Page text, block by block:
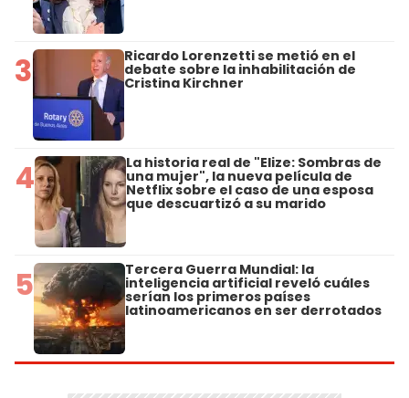
3 Ricardo Lorenzetti se metió en el
debate sobre la inhabilitación de
Cristina Kirchner
4 La historia real de "Elize: Sombras de
una mujer", la nueva película de
Netflix sobre el caso de una esposa
que descuartizó a su marido
5 Tercera Guerra Mundial: la
inteligencia artificial reveló cuáles
serían los primeros países
latinoamericanos en ser derrotados